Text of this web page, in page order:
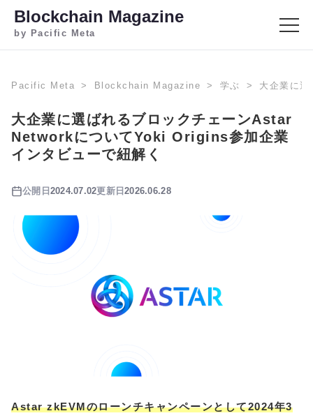
Blockchain Magazine
by Pacific Meta
Pacific Meta Blockchain Magazine 学ぶ 大企業に
大企業に選ばれるブロックチェーンAstar
NetworkについてYoki Origins参加企業
インタビューで紐解く
公開日 2024.07.02更新日2026.06.28
Astar zkEVMのローンチキャンペーンとして2024年3